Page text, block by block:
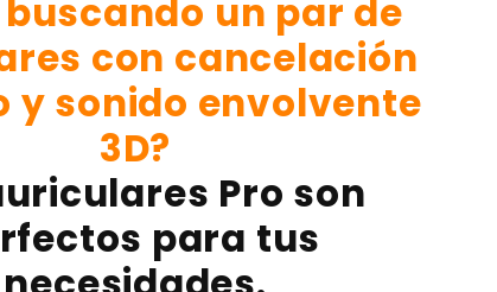
buscando un par de
con cancelación
y sonido envolvente
3D?
Pro son
para tus